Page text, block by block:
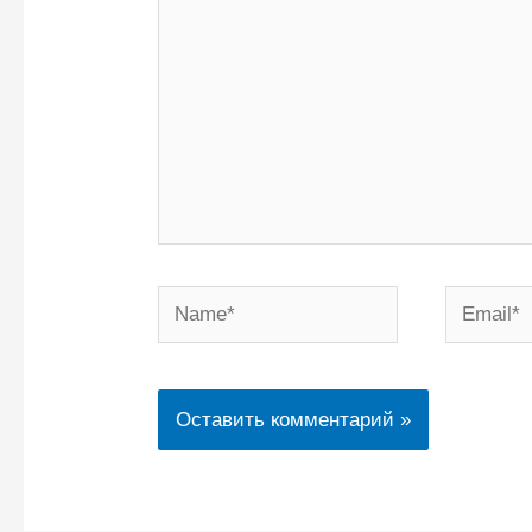
Name* Email*